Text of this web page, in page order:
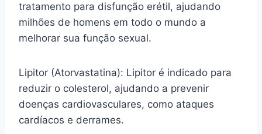
tratamento para disfunção erétil, ajudando
milhões de homens em todo o mundo a
melhorar sua função sexual.
Lipitor (Atorvastatina): Lipitor é indicado para
reduzir o colesterol, ajudando a prevenir
doenças cardiovasculares, como ataques
cardíacos e derrames.